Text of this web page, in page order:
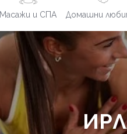
Масажи и СПА Домашни